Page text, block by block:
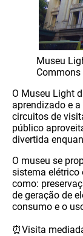
Museu
Commons
O Museu Light
aprendizado e
circuitos de
público
divertida
O museu se
sistema elétrico
como:
de geração de
consumo e o
⏰Visita